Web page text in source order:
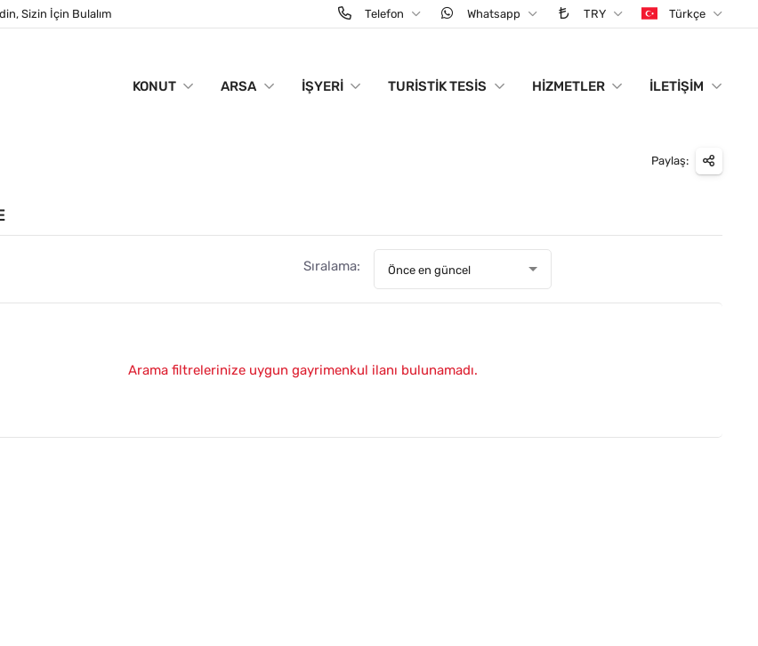
Sizin İçin Bulalım Telefon Whatsapp TRY Türkçe
KONUT ARSA İŞYERI TURISTIK TESIS HIZMETLER İLETIŞIM
Paylaş:
Sıralama: Önce en güncel
Arama filtrelerinize uygun gayrimenkul ilanı bulunamadı.